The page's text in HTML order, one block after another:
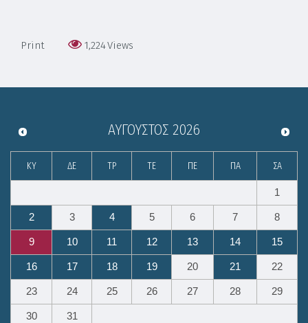
Print 1,224Views
ΑΎΓΟΥΣΤΟΣ 2026
ΚΥ ΔΕ ΤΡ ΤΕ ΠΕ ΠΑ ΣΑ
1
2 3 4 5 6 7 8
9 10 11 12 13 14 15
16 17 18 19 20 21 22
23 24 25 26 27 28 29
30 31